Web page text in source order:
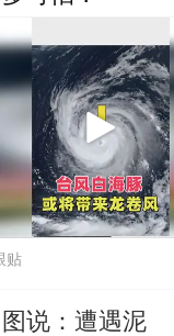
贴
说：遭遇泥